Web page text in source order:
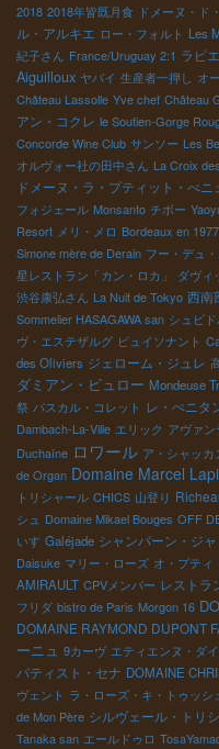
2018 2018年皆既月食 ドメーヌ・ド
ル・アルキエ ロー・フォルト Les
紀子さん France/Uruguay 2:1 ラピ
Aiguilloux ヤバイ 生産者一押し オ
Château Lassolle Yve chef Château
アン・コクレ le Soutien-Gorge
Concorde Wine Club サンソー Les
オルヴォー社の田中さん La Croix
ドメーヌ・ラ・プティット・べニ
フォジェール Monsanto チボー
Resort メリ・メロ Bordeaux en 1977
Simone mère de Derain フー・デュ
星レストラン「カン・ロカ」
ダヴィ
渋谷康弘さん La Nuit de Tokyo 西南
Sommelier HASAGAWA san シュビ
ヴ・エステザルグ ビュイソナント
des Oliviers ジェローム・ジュレ
ダミアン・ビュロー Mondeuse
祭 パスカル・コレット レ・ぺニタ
Dambach-La-Ville エリック アヴァ
Duchaîne ロワール ア・シャッ
de Organ Domaine Marcel
トリシャール CHICS 山登り
シュ Domaine Mikael Bouges OFF
いす Galéjade シャンパーン・ジ
Daisuke マリー・ローズ オ・プティ
AMIRAULT CPVメンバー レストラ
フリダ bistro de Paris Morgon 16
DOMAINE RAYMOND DUPONT
ーニュ 9カーヴ エティエンヌ・ダ
バティスト・セナ DOMAINE
ヴェント ラ・ローズ・キ・トゥッシ
de Mon Père シルヴェール・トリ
Tanaka san エールドゥロ